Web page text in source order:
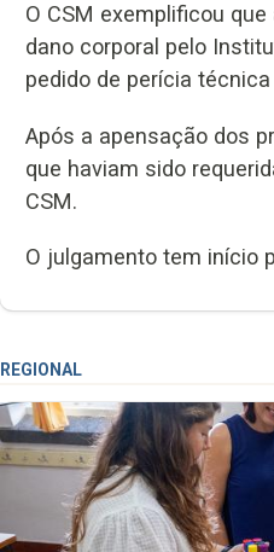
O CSM exemplificou
dano corporal pelo
pedido de perícia
Após a apensação dos
que haviam sido
CSM.
O julgamento tem início
REGIONAL